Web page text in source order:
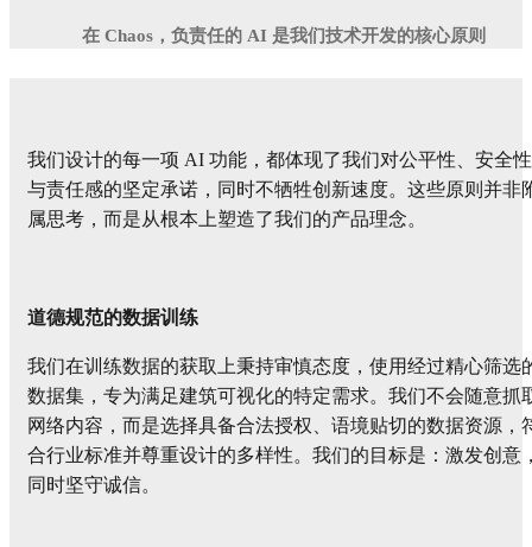
在 Chaos，负责任的 AI 是我们技术开发的核心原则
我们设计的每一项 AI 功能，都体现了我们对公平性、安全性
与责任感的坚定承诺，同时不牺牲创新速度。这些原则并非
属思考，而是从根本上塑造了我们的产品理念。
道德规范的数据训练
我们在训练数据的获取上秉持审慎态度，使用经过精心筛选
数据集，专为满足建筑可视化的特定需求。我们不会随意抓
网络内容，而是选择具备合法授权、语境贴切的数据资源，
合行业标准并尊重设计的多样性。我们的目标是：激发创意
同时坚守诚信。